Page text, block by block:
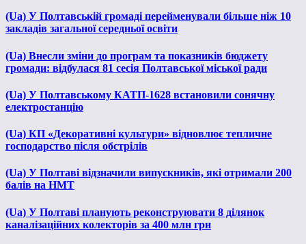
(Ua) У Полтавській громаді перейменували більше ніж 10
закладів загальної середньої освіти
(Ua) Внесли зміни до програм та показників бюджету
громади: відбулася 81 сесія Полтавської міської ради
(Ua) У Полтавському КАТП-1628 встановили сонячну
електростанцію
(Ua) КП «Декоративні культури» відновлює тепличне
господарство після обстрілів
(Ua) У Полтаві відзначили випускників, які отримали 200
балів на НМТ
(Ua) У Полтаві планують реконструювати 8 ділянок
каналізаційних колекторів за 400 млн грн